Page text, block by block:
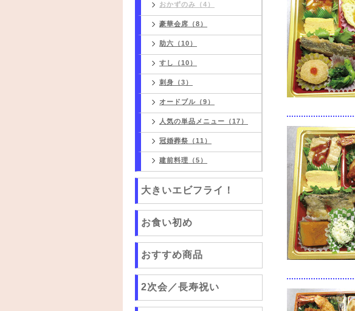
おかずのみ（4）
豪華会席（8）
助六（10）
すし（10）
刺身（3）
オードブル（9）
人気の単品メニュー（17）
冠婚葬祭（11）
建前料理（5）
大きいエビフライ！
お食い初め
おすすめ商品
2次会／長寿祝い